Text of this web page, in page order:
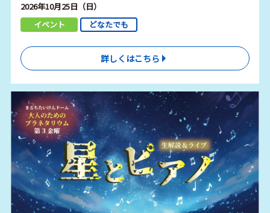
2026年10月25日（日）
イベント
どなたでも
詳しくはこちら